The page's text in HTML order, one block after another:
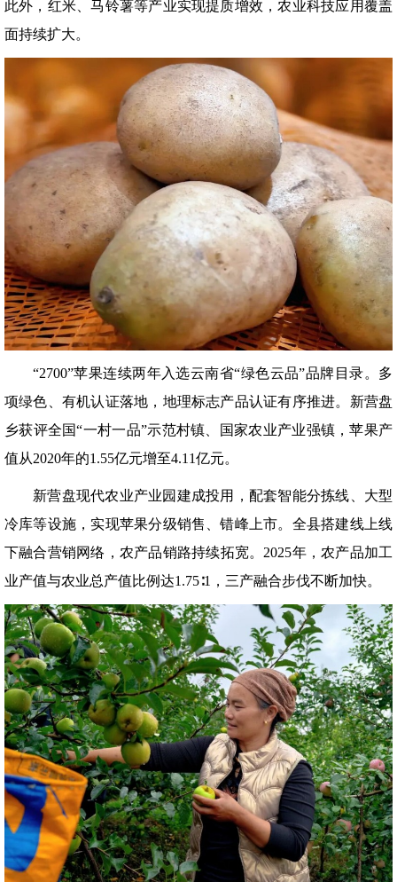
此外，红米、马铃薯等产业实现提质增效，农业科技应用覆盖
面持续扩大。
“2700”苹果连续两年入选云南省“绿色云品”品牌目录。多
项绿色、有机认证落地，地理标志产品认证有序推进。新营盘
乡获评全国“一村一品”示范村镇、国家农业产业强镇，苹果产
值从2020年的1.55亿元增至4.11亿元。
新营盘现代农业产业园建成投用，配套智能分拣线、大型
冷库等设施，实现苹果分级销售、错峰上市。全县搭建线上线
下融合营销网络，农产品销路持续拓宽。2025年，农产品加工
业产值与农业总产值比例达1.75∶1，三产融合步伐不断加快。